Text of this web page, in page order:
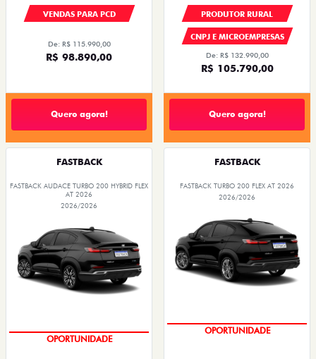
VENDAS PARA PCD
De: R$ 115.990,00
R$ 98.890,00
Quero agora!
PRODUTOR RURAL
CNPJ E MICROEMPRESAS
De: R$ 132.990,00
R$ 105.790,00
Quero agora!
FASTBACK
FASTBACK AUDACE TURBO 200 HYBRID FLEX
AT 2026
2026/2026
OPORTUNIDADE
FASTBACK
FASTBACK TURBO 200 FLEX AT 2026
2026/2026
OPORTUNIDADE